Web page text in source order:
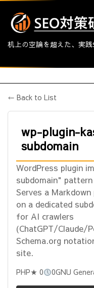
机上の空論を超えた、実践
← Back to List
wp-plugin-
subdomain
WordPress plugin
subdomain"
Serves a
on a dedicated
for AI crawlers
(ChatGPT/Claude/
Schema.org
site.
PHP★ 0 0GNU